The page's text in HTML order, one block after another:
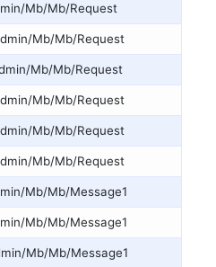
Mb/Mb/Request
Mb/Mb/Request
Mb/Mb/Request
Mb/Mb/Request
Mb/Mb/Request
Mb/Mb/Request
Mb/Mb/Message1
Mb/Mb/Message1
Mb/Mb/Message1